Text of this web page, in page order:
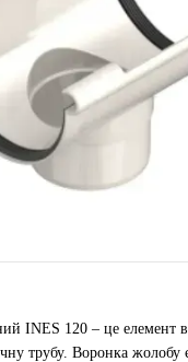
INES 120 – це елемент
трубу. Воронка жолобу